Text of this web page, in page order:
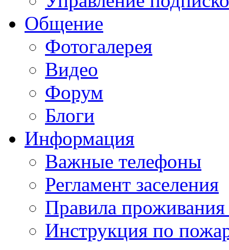
Общение
Фотогалерея
Видео
Форум
Блоги
Информация
Важные телефоны
Регламент заселения
Правила
Инструкция по